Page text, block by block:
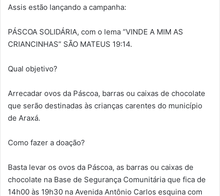
Assis estão lançando a campanha:
PÁSCOA SOLIDÁRIA, com o lema “VINDE A MIM AS
CRIANCINHAS” SÃO MATEUS 19:14.
Qual objetivo?
Arrecadar ovos da Páscoa, barras ou caixas de chocolate
que serão destinadas às crianças carentes do município
de Araxá.
Como fazer a doação?
Basta levar os ovos da Páscoa, as barras ou caixas de
chocolate na Base de Segurança Comunitária que fica de
14h00 às 19h30 na Avenida Antônio Carlos esquina com